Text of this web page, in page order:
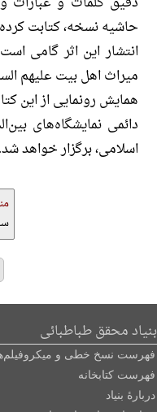
حاشیه نسخه، کتابت
انتشار این اثر گامی
میراث اهل بیت علیهم
دائمی نمایشگاه‌های
اسلامی، برگزار خواهد شد.
بنیاد محقق طباطبائی
فهرست نسخ خطی و
فهرست کتابخانه
دربارۀ بنیاد